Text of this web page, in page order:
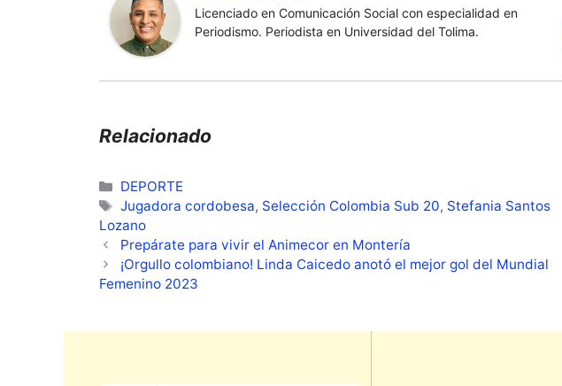
Licenciado en Comunicación Social con especialidad en
Periodismo. Periodista en Universidad del Tolima.
Relacionado
Categorías
DEPORTE
Etiquetas
Jugadora cordobesa, Selección Colombia Sub 20, Stefania Santos
Lozano
Prepárate para vivir el Animecor en Montería
¡Orgullo colombiano! Linda Caicedo anotó el mejor gol del Mundial
Femenino 2023